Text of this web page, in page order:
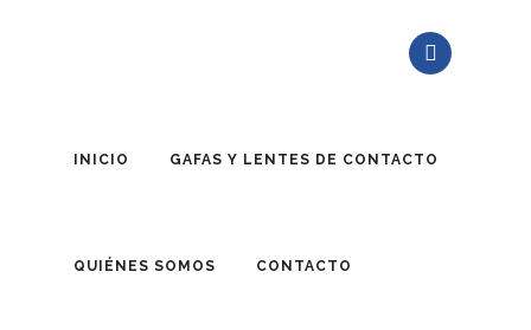
INICIO GAFAS Y LENTES DE CONTACTO
QUIÉNES SOMOS CONTACTO
STV